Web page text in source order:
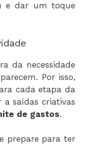
e dar um toque
da necessidade
Por isso,
cada etapa da
a saídas criativas
de gastos.
prepare para ter